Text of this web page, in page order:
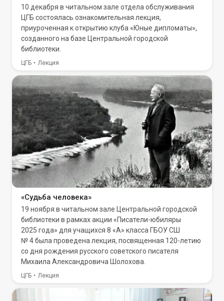
10 декабря в читальном зале отдела обслуживания
ЦГБ состоялась ознакомительная лекция,
приуроченная к открытию клуба «Юные дипломаты»,
созданного на базе Центральной городской
библиотеки.
ЦГБ Лекция
«Судьба человека»
19 ноября в читальном зале Центральной городской
библиотеки в рамках акции «Писатели-юбиляры
2025 года» для учащихся 8 «А» класса ГБОУ СШ
№ 4 была проведена лекция, посвященная 120-летию
со дня рождения русского советского писателя
Михаила Александровича Шолохова.
ЦГБ Лекция